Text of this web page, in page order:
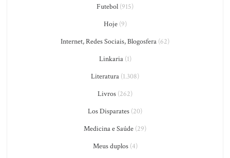
Futebol (915)
Hoje(9)
Internet, Redes Sociais, Blogosfera (62)
Linkaria(1)
Literatura (1.308)
Livros (262)
Los Disparates (20)
Medicina e Saúde (29)
Meus duplos(4)